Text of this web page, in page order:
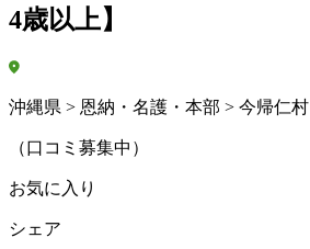
4歳以上】
沖縄県 > 恩納・名護・本部 > 今帰仁村
（口コミ募集中）
お気に入り
シェア